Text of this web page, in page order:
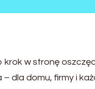
w stronę
dla domu, firmy i